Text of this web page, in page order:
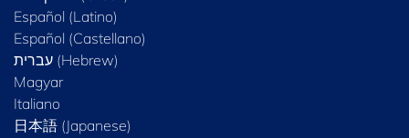
Español (Latino)
Español (Castellano)
Magyar
Italiano
日本語 (Japanese)